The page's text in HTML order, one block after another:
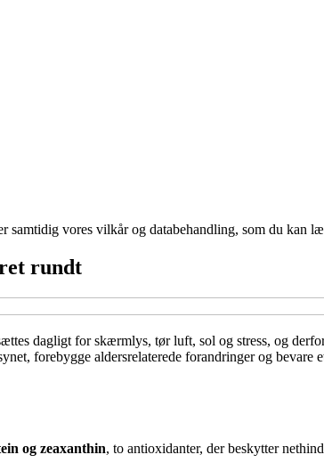
vores vilkår og databehandling, som du kan
rundt
dagligt for skærmlys, tør luft, sol og stress, og
forebygge aldersrelaterede forandringer og
og zeaxanthin, to antioxidanter, der beskytter